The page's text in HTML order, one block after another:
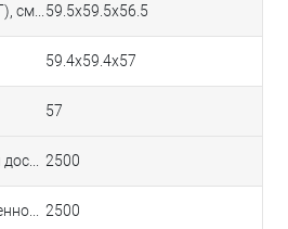
59.5х59.5х56.5
59.4х59.4х57
57
2500
2500